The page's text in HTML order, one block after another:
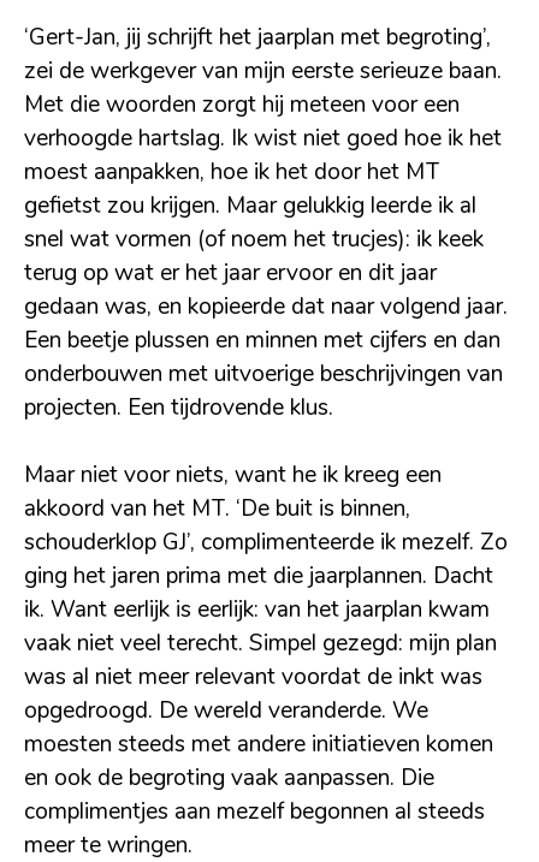
‘Gert-Jan, jij schrijft het jaarplan met begroting’,
zei de werkgever van mijn eerste serieuze baan.
Met die woorden zorgt hij meteen voor een
verhoogde hartslag. Ik wist niet goed hoe ik het
moest aanpakken, hoe ik het door het MT
gefietst zou krijgen. Maar gelukkig leerde ik al
snel wat vormen (of noem het trucjes): ik keek
terug op wat er het jaar ervoor en dit jaar
gedaan was, en kopieerde dat naar volgend jaar.
Een beetje plussen en minnen met cijfers en dan
onderbouwen met uitvoerige beschrijvingen van
projecten. Een tijdrovende klus.
Maar niet voor niets, want he ik kreeg een
akkoord van het MT. ‘De buit is binnen,
schouderklop GJ’, complimenteerde ik mezelf. Zo
ging het jaren prima met die jaarplannen. Dacht
ik. Want eerlijk is eerlijk: van het jaarplan kwam
vaak niet veel terecht. Simpel gezegd: mijn plan
was al niet meer relevant voordat de inkt was
opgedroogd. De wereld veranderde. We
moesten steeds met andere initiatieven komen
en ook de begroting vaak aanpassen. Die
complimentjes aan mezelf begonnen al steeds
meer te wringen.